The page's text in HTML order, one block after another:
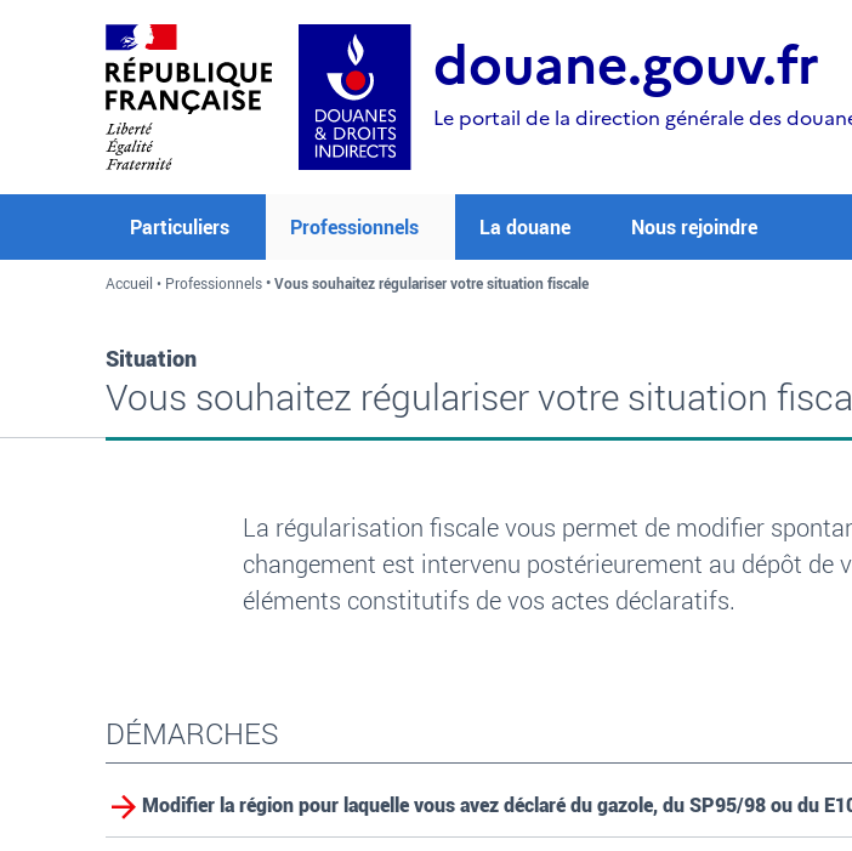
douane.gouv.fr
Le portail de la direction générale des
Particuliers Professionnels La douane Nous rejoindre
Accueil Professionnels Vous souhaitez régulariser votre situation fiscale
Situation
Vous souhaitez régulariser votre situation
La régularisation fiscale vous permet de modifier
changement est intervenu postérieurement au dépôt
éléments constitutifs de vos actes déclaratifs.
DÉMARCHES
Modifier la région pour laquelle vous avez déclaré du gazole, du SP95/98 ou du